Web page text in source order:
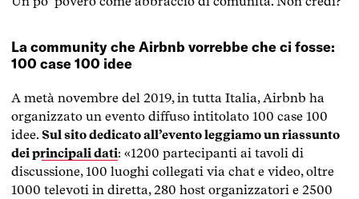
La community che Airbnb vorrebbe che ci fosse:
100 case 100 idee
A metà novembre del 2019, in tutta Italia, Airbnb ha
organizzato un evento diffuso intitolato 100 case 100
idee. Sul sito dedicato all’evento leggiamo un riassunto
dei principali dati: «1200 partecipanti ai tavoli di
discussione, 100 luoghi collegati via chat e video, oltre
1000 televoti in diretta, 280 host organizzatori e 2500